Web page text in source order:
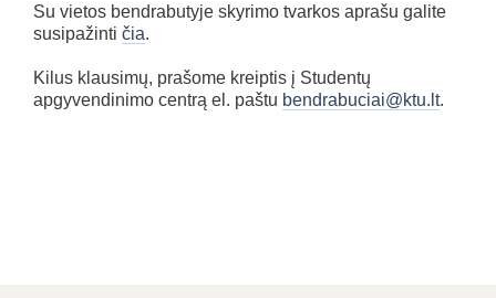
Su vietos bendrabutyje skyrimo tvarkos aprašu galite
susipažinti čia.
Kilus klausimų, prašome kreiptis į Studentų
apgyvendinimo centrą el. paštu bendrabuciai@ktu.lt.